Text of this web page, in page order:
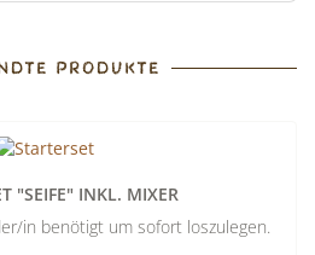
PRODUKTE
"SEIFE" INKL. MIXER
in benötigt um sofort loszulegen.